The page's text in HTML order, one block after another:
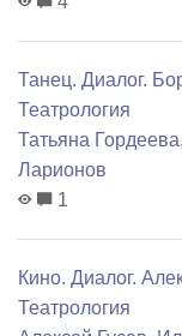
Танец. Диалог.
Театрология
Татьяна Гордеева,
Ларионов
1
Кино. Диалог.
Театрология